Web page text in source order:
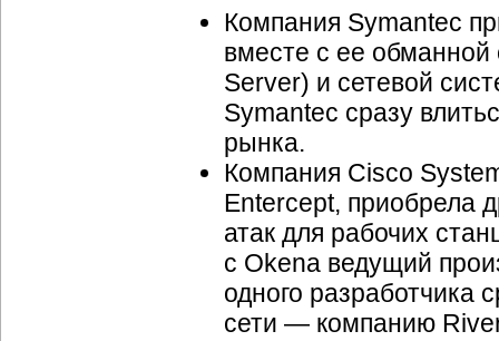
Компания Symantec
вместе с ее
Server) и сетевой
Symantec сразу
рынка.
Компания Cisco
Entercept, приобрела
атак для рабочих
с Okena ведущий
одного разработчика
сети — компанию